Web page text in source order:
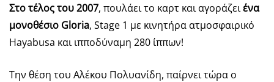
Στο τέλος του 2007, πουλάει το καρτ και αγοράζειένα
μονοθέσιο Gloria, Stage 1 με κινητήρα ατμοσφαιρικό
Hayabusa και ιπποδύναμη 280 ίππων!
Την θέση του Αλέκου Πολυανίδη, παίρνει τώρα ο